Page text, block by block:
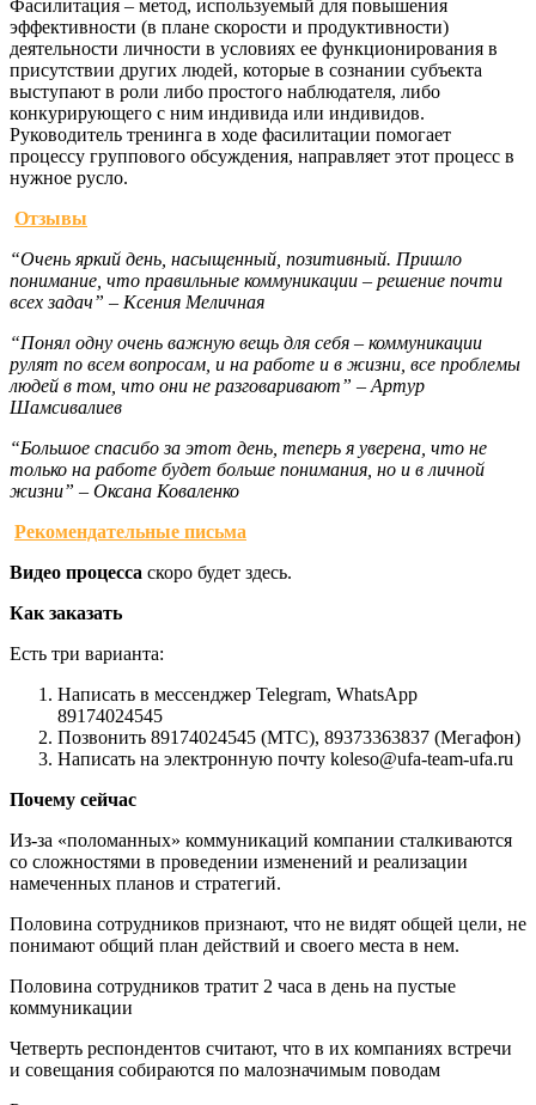
Фасилитация – метод, используемый для повышения
эффективности (в плане скорости и продуктивности)
деятельности личности в условиях ее функционирования в
присутствии других людей, которые в сознании субъекта
выступают в роли либо простого наблюдателя, либо
конкурирующего с ним индивида или индивидов.
Руководитель тренинга в ходе фасилитации помогает
процессу группового обсуждения, направляет этот процесс в
нужное русло.
Отзывы
“Очень яркий день, насыщенный, позитивный. Пришло
понимание, что правильные коммуникации – решение почти
всех задач” – Ксения Меличная
“Понял одну очень важную вещь для себя – коммуникации
рулят по всем вопросам, и на работе и в жизни, все проблемы
людей в том, что они не разговаривают” – Артур
Шамсивалиев
“Большое спасибо за этот день, теперь я уверена, что не
только на работе будет больше понимания, но и в личной
жизни” – Оксана Коваленко
Рекомендательные письма
Видео процесса скоро будет здесь.
Как заказать
Есть три варианта:
Написать в мессенджер Telegram, WhatsApp
89174024545
Позвонить 89174024545 (МТС), 89373363837 (Мегафон)
Написать на электронную почту koleso@ufa-team-ufa.ru
Почему сейчас
Из-за «поломанных» коммуникаций компании сталкиваются
со сложностями в проведении изменений и реализации
намеченных планов и стратегий.
Половина сотрудников признают, что не видят общей цели, не
понимают общий план действий и своего места в нем.
Половина сотрудников тратит 2 часа в день на пустые
коммуникации
Четверть респондентов считают, что в их компаниях встречи
и совещания собираются по малозначимым поводам